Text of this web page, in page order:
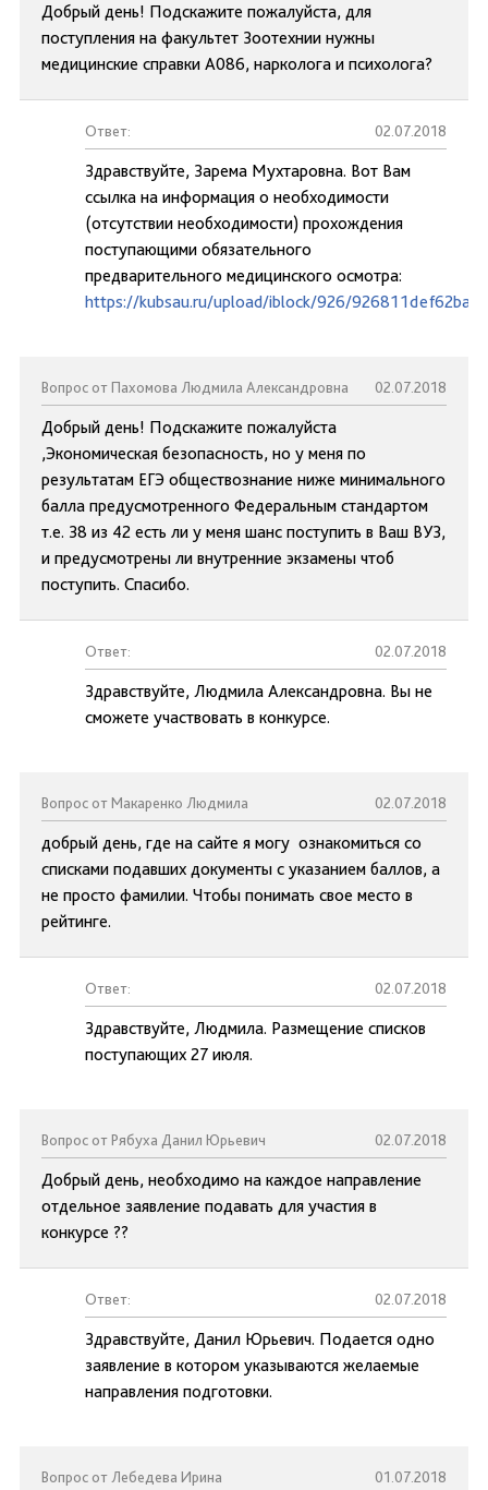
Добрый день! Подскажите пожалуйста, для
поступления на факультет Зоотехнии нужны
медицинские справки А086, нарколога и психолога?
Ответ: 02.07.2018
Здравствуйте, Зарема Мухтаровна. Вот Вам
ссылка на информация о необходимости
(отсутствии необходимости) прохождения
поступающими обязательного
предварительного медицинского осмотра:
https://kubsau.ru/upload/iblock/926/
Вопрос от Пахомова Людмила Александровна 02.07.2018
Добрый день! Подскажите пожалуйста
,Экономическая безопасность, но у меня по
результатам ЕГЭ обществознание ниже минимального
балла предусмотренного Федеральным стандартом
т.е. 38 из 42 есть ли у меня шанс поступить в Ваш ВУЗ,
и предусмотрены ли внутренние экзамены чтоб
поступить. Спасибо.
Ответ: 02.07.2018
Здравствуйте, Людмила Александровна. Вы не
сможете участвовать в конкурсе.
Вопрос от Макаренко Людмила 02.07.2018
добрый день, где на сайте я могу ознакомиться со
списками подавших документы с указанием баллов, а
не просто фамилии. Чтобы понимать свое место в
рейтинге.
Ответ: 02.07.2018
Здравствуйте, Людмила. Размещение списков
поступающих 27 июля.
Вопрос от Рябуха Данил Юрьевич 02.07.2018
Добрый день, необходимо на каждое направление
отдельное заявление подавать для участия в
конкурсе ??
Ответ: 02.07.2018
Здравствуйте, Данил Юрьевич. Подается одно
заявление в котором указываются желаемые
направления подготовки.
Вопрос от Лебедева Ирина 01.07.2018